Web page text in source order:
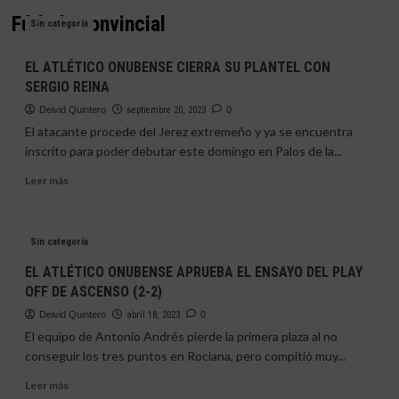
Fútbol Pronvincial
Sin categoría
EL ATLÉTICO ONUBENSE CIERRA SU PLANTEL CON
SERGIO REINA
Deivid Quintero septiembre 20, 2023 0
El atacante procede del Jerez extremeño y ya se encuentra
inscrito para poder debutar este domingo en Palos de la...
Leer másLeer
ATLÉTICO
ONUBENSE
CIERRA
SU
PLANTEL
CON
REINA
Sin categoría
EL ATLÉTICO ONUBENSE APRUEBA EL ENSAYO DEL PLAY
OFF DE ASCENSO (2-2)
Deivid Quintero abril 18, 2023 0
El equipo de Antonio Andrés pierde la primera plaza al no
conseguir los tres puntos en Rociana, pero compitió muy...
Leer másLeer